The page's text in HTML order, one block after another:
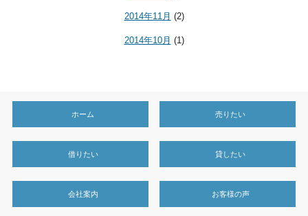
2014年11月 (2)
2014年10月 (1)
ホーム 売りたい
借りたい 貸したい
会社案内 お客様の声